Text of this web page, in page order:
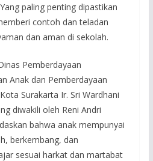
paling penting dipastikan
contoh dan teladan
dan aman di sekolah.
Pemberdayaan
Anak dan Pemberdayaan
Surakarta Ir. Sri Wardhani
diwakili oleh Reni Andri
bahwa anak mempunyai
berkembang, dan
sesuai harkat dan martabat